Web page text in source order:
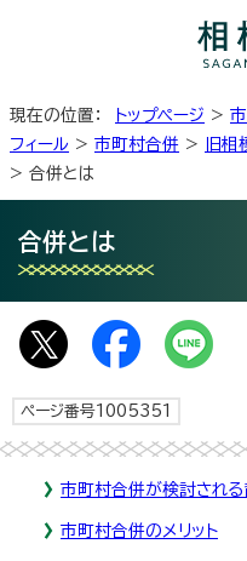
現在の位置： トップページ >
フィール > 市町村合併 >
旧相
> 合併とは
合併とは
ページ番号1005351
市町村合併が検討される
市町村合併のメリット